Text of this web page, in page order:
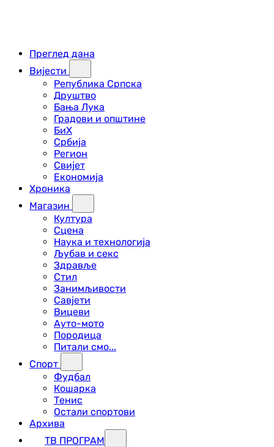
Преглед дана
Вијести
Република Српска
Друштво
Бања Лука
Градови и општине
БиХ
Србија
Регион
Свијет
Економија
Хроника
Магазин
Култура
Сцена
Наука и технологија
Љубав и секс
Здравље
Стил
Занимљивости
Савјети
Вицеви
Ауто-мото
Породица
Питали смо...
Спорт
Фудбал
Кошарка
Тенис
Остали спортови
Архива
ТВ ПРОГРАМ